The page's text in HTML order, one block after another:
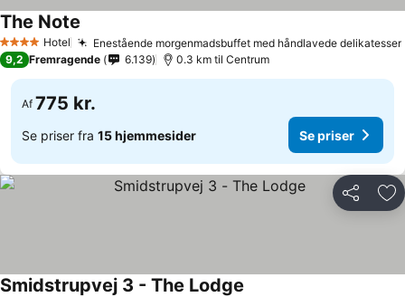
4 StjernerHotel Enestående morgenmadsbuffet med håndlavede delikatesser
The Note
9,2 Fremragende 6.139 0.3 km til Centrum
Af 775 kr.
Se priser fra 15 hjemmesider Se priser
Del
Smidstrupvej 3 - The Lodge